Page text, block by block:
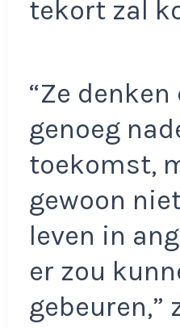
tekort zal
“Ze
genoeg
toekomst,
gewoon
leven in
er zou
gebeuren,”